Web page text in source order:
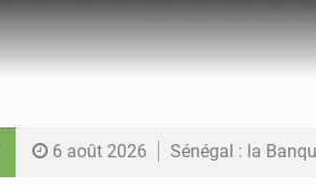
6 août 2026 Sénégal : la Banque mondiale